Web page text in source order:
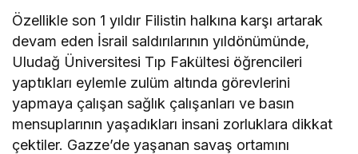
Özellikle son 1 yıldır Filistin halkına karşı artarak
devam eden İsrail saldırılarının yıldönümünde,
Uludağ Üniversitesi Tıp Fakültesi öğrencileri
yaptıkları eylemle zulüm altında görevlerini
yapmaya çalışan sağlık çalışanları ve basın
mensuplarının yaşadıkları insani zorluklara dikkat
çektiler. Gazze’de yaşanan savaş ortamını